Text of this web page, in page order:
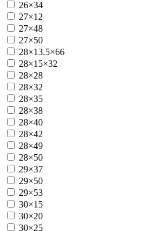
26×34
27×12
27×48
27×50
28×13.5×66
28×15×32
28×28
28×32
28×35
28×38
28×40
28×42
28×49
28×50
29×37
29×50
29×53
30×15
30×20
30×25